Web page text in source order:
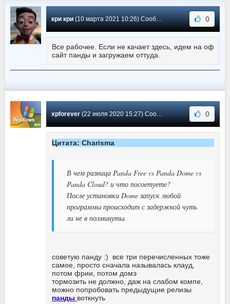
кри кри(10 марта 2021 10:26) Сообщение #146 0
Все рабочее. Если не качает здесь, идем на оф
сайт панды и загружаем оттуда.
xpforever(22 июля 2020 15:27) Сообщение #145 0
Цитата: Charisma
В чем разница Panda Free vs Panda Dome vs
Panda Cloud? и что посоетуете?
После установки Dome запуск любой
программы происходит с задержкой чуть
ли не в полминуты.
советую панду :) все три перечисленных тоже
самое, просто сначала называлась клауд,
потом фрии, потом домэ
тормозить не должно, даж на слабом компе,
можно попробовать предыдущие релизы
панды воткнуть